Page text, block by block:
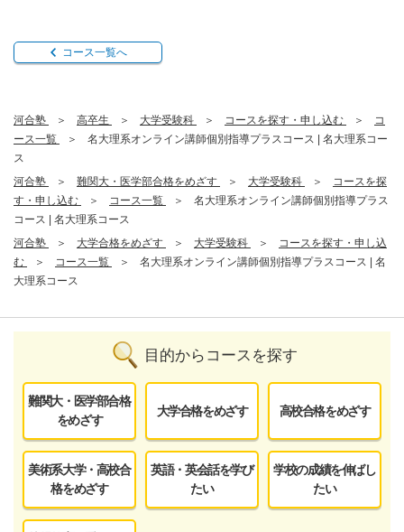
コース一覧へ
河合塾 高卒生 大学受験科 コースを探す・申し込む
コ
ース一覧
名大理系オンライン講師個別指導プラスコース | 名大理系コー
ス
河合塾
難関大・医学部合格をめざす 大学受験科
コースを探
す・申し込む
コース一覧
名大理系オンライン講師個別指導プラス
コース | 名大理系コース
河合塾
大学合格をめざす 大学受験科
コースを探す・申し込
む
コース一覧
名大理系オンライン講師個別指導プラスコース | 名
大理系コース
目的からコースを探す
難関大・医学部合格
をめざす
大学合格をめざす 高校合格をめざす
美術系大学・高校合
格をめざす
英語・英会話を学び
たい
学校の成績を伸ばし
たい